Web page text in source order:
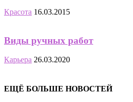
Красота 16.03.2015
Виды ручных работ
Карьера 26.03.2020
ЕЩЁ БОЛЬШЕ НОВОСТЕЙ